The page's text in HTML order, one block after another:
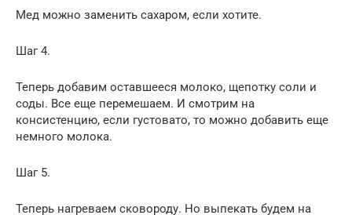
Мед можно заменить сахаром, если хотите.
Шаг 4.
Теперь добавим оставшееся молоко, щепотку соли и
соды. Все еще перемешаем. И смотрим на
консистенцию, если густовато, то можно добавить еще
немного молока.
Шаг 5.
Теперь нагреваем сковороду. Но выпекать будем на